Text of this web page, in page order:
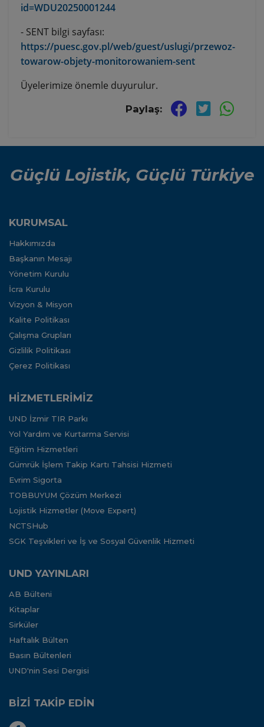
id=WDU20250001244
- SENT bilgi sayfası:
https://puesc.gov.pl/web/guest/uslugi/przewoz-
towarow-objety-monitorowaniem-sent
Üyelerimize önemle duyurulur.
Paylaş:
Güçlü Lojistik, Güçlü Türkiye
KURUMSAL
Hakkımızda
Başkanın Mesajı
Yönetim Kurulu
İcra Kurulu
Vizyon & Misyon
Kalite Politikası
Çalışma Grupları
Gizlilik Politikası
Çerez Politikası
HİZMETLERİMİZ
UND İzmir TIR Parkı
Yol Yardım ve Kurtarma Servisi
Eğitim Hizmetleri
Gümrük İşlem Takip Kartı Tahsisi Hizmeti
Evrim Sigorta
TOBBUYUM Çözüm Merkezi
Lojistik Hizmetler (Move Expert)
NCTSHub
SGK Teşvikleri ve İş ve Sosyal Güvenlik Hizmeti
UND YAYINLARI
AB Bülteni
Kitaplar
Sirküler
Haftalık Bülten
Basın Bültenleri
UND'nin Sesi Dergisi
BİZİ TAKİP EDİN